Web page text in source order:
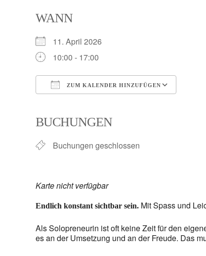
content
WANN
11. April 2026
10:00 - 17:00
ZUM KALENDER HINZUFÜGEN
BUCHUNGEN
Buchungen geschlossen
Karte nicht verfügbar
Endlich konstant sichtbar sein. Mit Spass und
Als Solopreneurin ist oft keine Zeit für den
es an der Umsetzung und an der Freude. Das